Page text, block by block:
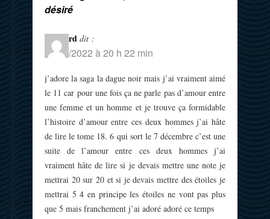
désiré
Plantard dit :
27/09/2022 à 20 h 22 min
j’adore la saga la dague noir mais j’ai vraiment aimé
le 11 car pour une fois ça ne parle pas d’amour entre
une femme et un homme et je trouve ça formidable
l’histoire d’amour entre ces deux hommes j’ai hâte
de lire le tome 18. 6 qui sort le 7 décembre c’est une
suite de l’amour entre ces deux hommes j’ai
vraiment hâte de lire si je devais mettre une note je
mettrai 20 sur 20 et si je devais mettre des étoiles je
mettrai 5 4 en principe les étoiles ne vont pas plus
que 5 mais franchement j’ai adoré adoré ce temps